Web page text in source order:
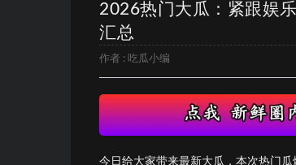
2026热门大瓜：紧跟娱
汇总
作者 : 吃瓜小编
今日给大家带来最新大瓜，本次热门瓜